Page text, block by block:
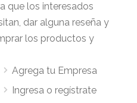
que los interesados
dar alguna reseña y
los productos y
Agrega tu Empresa
Ingresa o regístrate